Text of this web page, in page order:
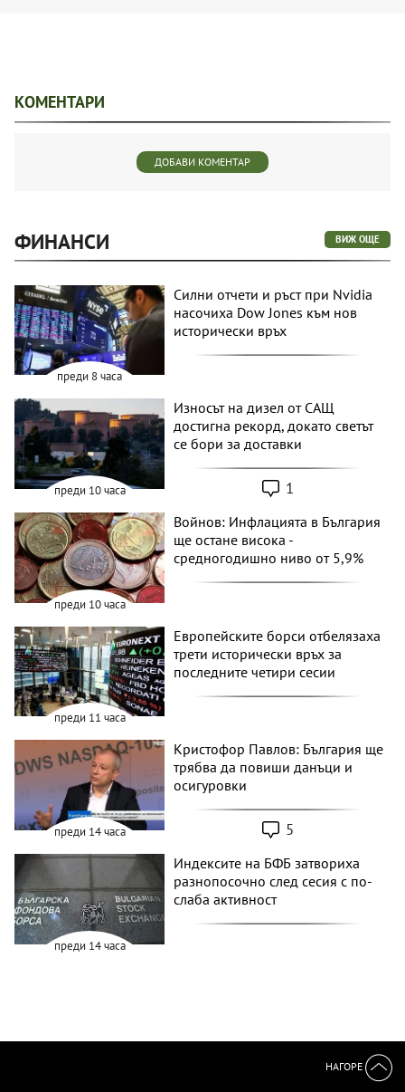
КОМЕНТАРИ
ДОБАВИ КОМЕНТАР
ФИНАНСИ ВИЖ ОЩЕ
преди 8 часа
Силни отчети и ръст при Nvidia
насочиха Dow Jones към нов
исторически връх
преди 10 часа
Износът на дизел от САЩ
достигна рекорд, докато светът
се бори за доставки
1
преди 10 часа
Войнов: Инфлацията в България
ще остане висока -
средногодишно ниво от 5,9%
преди 11 часа
Европейските борси отбелязаха
трети исторически връх за
последните четири сесии
преди 14 часа
Кристофор Павлов: България ще
трябва да повиши данъци и
осигуровки
5
преди 14 часа
Индексите на БФБ затвориха
разнопосочно след сесия с по-
слаба активност
НАГОРЕ